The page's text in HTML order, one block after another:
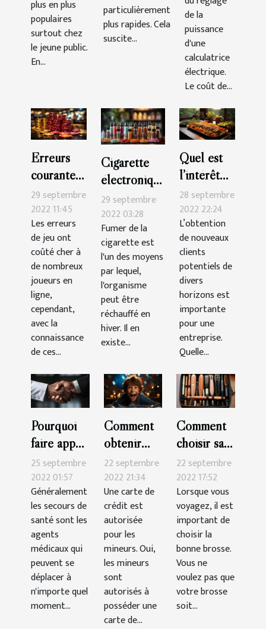
sportifs ?
plus en plus
populaires
surtout chez
le jeune public.
En...
particulièrement
plus rapides. Cela
suscite...
de la
puissance
d'une
calculatrice
électrique.
Le coût de...
Erreurs
courantes
que vous
devriez
éviter au
casino
29 septembre
2022 11:45
Les erreurs
de jeu ont
coûté cher à
de nombreux
joueurs en
ligne,
cependant,
avec la
connaissance
de ces...
Cigarette
électronique
:Que faut-il
savoir ?
29 septembre
2022 03:28
Fumer de la
cigarette est
l'un des moyens
par lequel,
l'organisme
peut être
réchauffé en
hiver. Il en
existe...
Quel est
l’intérêt
d’un blog
de cuisine
?
28 septembre
2022 22:24
L’obtention
de nouveaux
clients
potentiels de
divers
horizons est
importante
pour une
entreprise.
Quelle...
Pourquoi
faire appel
à un
secours de
santé ?
25 septembre
2022 01:57
Généralement
les secours de
santé sont les
agents
médicaux qui
peuvent se
déplacer à
n'importe quel
moment...
Comment
obtenir
une carte
de crédit
pour
mineur ?
22 septembre
2022 21:34
Une carte de
crédit est
autorisée
pour les
mineurs. Oui,
les mineurs
sont
autorisés à
posséder une
carte de...
Comment
choisir sa
brosse à
cheveux
pour les
voyages ?
22 septembre
2022 17:52
Lorsque vous
voyagez, il est
important de
choisir la
bonne brosse.
Vous ne
voulez pas que
votre brosse
soit...